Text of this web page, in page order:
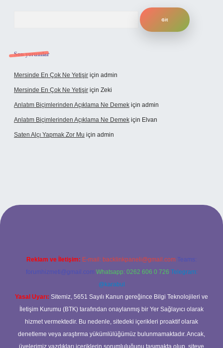
Son yorumlar
Mersinde En Çok Ne Yetişir için admin
Mersinde En Çok Ne Yetişir için Zeki
Anlatım Biçimlerinden Açıklama Ne Demek için admin
Anlatım Biçimlerinden Açıklama Ne Demek için Elvan
Saten Alçı Yapmak Zor Mu için admin
Reklam ve İletişim: E-mail: backlinkpaneli@gmail.com Teams:
forumhizmeti@gmail.com Whatsapp: 0262 606 0 726 Telegram:
@karabul
Yasal Uyarı: Sitemiz, 5651 Sayılı Kanun gereğince Bilgi Teknolojileri ve
İletişim Kurumu (BTK) tarafından onaylanmış bir Yer Sağlayıcı olarak
hizmet vermektedir. Bu nedenle, sitedeki içerikleri proaktif olarak
denetleme veya araştırma yükümlülüğümüz bulunmamaktadır. Ancak,
üyelerimiz yazdıkları içeriklerin sorumluluğunu taşımakta olup, siteye